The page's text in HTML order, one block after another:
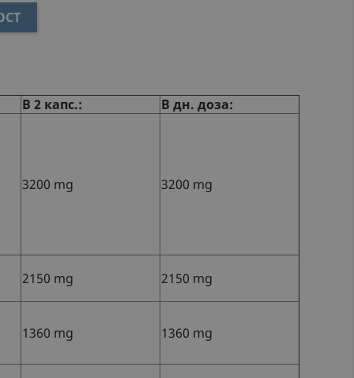
В 2 капс.: В дн. доза:
3200 mg 3200 mg
2150 mg 2150 mg
1360 mg 1360 mg